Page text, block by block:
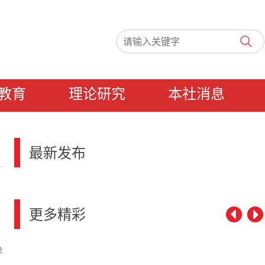
育 理论研究 本社消息
最新发布
更多精彩